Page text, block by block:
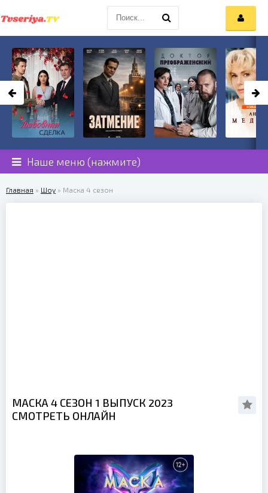
Наше меню (нажмите)
Главная » Шоу » Маска 4 сезон
МАСКА 4 СЕЗОН 1 ВЫПУСК 2023
СМОТРЕТЬ ОНЛАЙН